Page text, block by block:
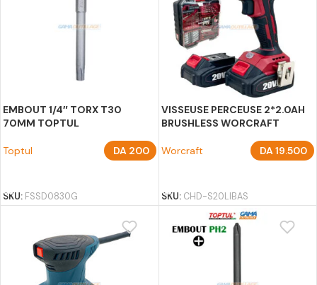
EMBOUT 1/4″ TORX T30
70MM TOPTUL
Toptul DA200
SKU: FSSD0830G
VISSEUSE PERCEUSE 2*2.0AH
BRUSHLESS WORCRAFT
Worcraft DA19.500
SKU: CHD-S20LIBAS